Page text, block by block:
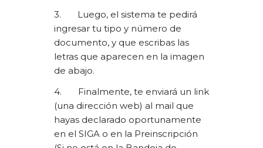
3. Luego, el sistema te pedirá
ingresar tu tipo y número de
documento, y que escribas las
letras que aparecen en la imagen
de abajo.
4. Finalmente, te enviará un link
(una dirección web) al mail que
hayas declarado oportunamente
en el SIGA o en la Preinscripción